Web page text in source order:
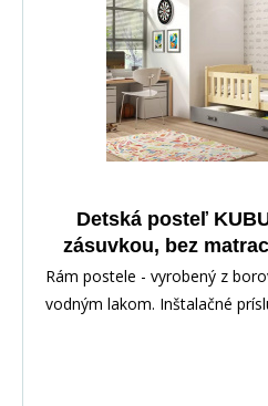
Detská posteľ
zásuvkou, bez
Rám postele - vyrobený z
vodným lakom. Inštalačné